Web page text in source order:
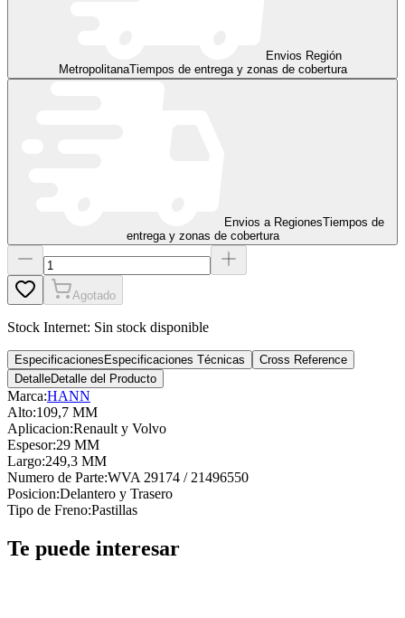
Envios Región
MetropolitanaTiempos de entrega y zonas de cobertura
Envios a RegionesTiempos de
entrega y zonas de cobertura
Agotado
Stock Internet: Sin stock disponible
Especificaciones Especificaciones Técnicas
Cross Reference
DetalleDetalle del Producto
Marca:HANN
Alto:109,7 MM
Aplicacion:Renault y Volvo
Espesor:29 MM
Largo:249,3 MM
Numero de Parte:WVA 29174 / 21496550
Posicion:Delantero y Trasero
Tipo de Freno:Pastillas
Te puede interesar